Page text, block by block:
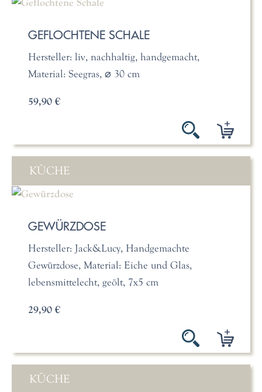
GEFLOCHTENE SCHALE
Hersteller: liv, nachhaltig, handgemacht,
Material: Seegras, ⌀ 30 cm
59,90 €
KÜCHE
GEWÜRZDOSE
Hersteller: Jack&Lucy, Handgemachte
Gewürzdose, Material: Eiche und Glas,
lebensmittelecht, geölt, 7x5 cm
29,90 €
KÜCHE